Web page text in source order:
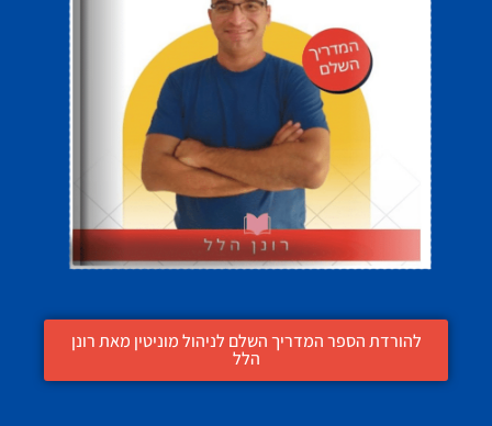
להורדת הספר המדריך השלם לניהול מוניטין מאת רונן
הלל